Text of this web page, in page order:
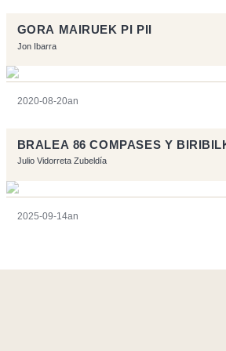
GORA MAIRUEK PI PII
Jon Ibarra
2020-08-20an
BRALEA 86 COMPASES Y
Julio Vidorreta Zubeldía
2025-09-14an